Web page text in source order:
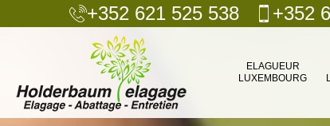
+352 621 525 538 +352
ELAGUEUR
LUXEMBOURG